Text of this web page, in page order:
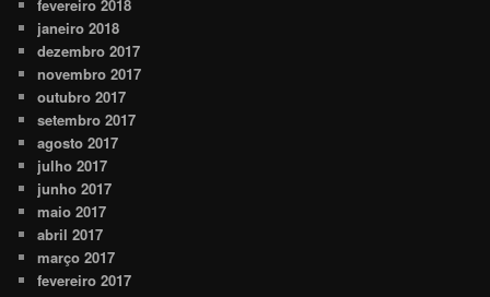
fevereiro 2018
janeiro 2018
dezembro 2017
novembro 2017
outubro 2017
setembro 2017
agosto 2017
julho 2017
junho 2017
maio 2017
abril 2017
março 2017
fevereiro 2017